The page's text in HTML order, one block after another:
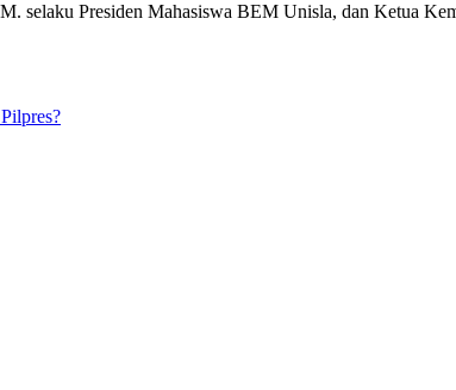
selaku Presiden Mahasiswa BEM Unisla, dan Ketua